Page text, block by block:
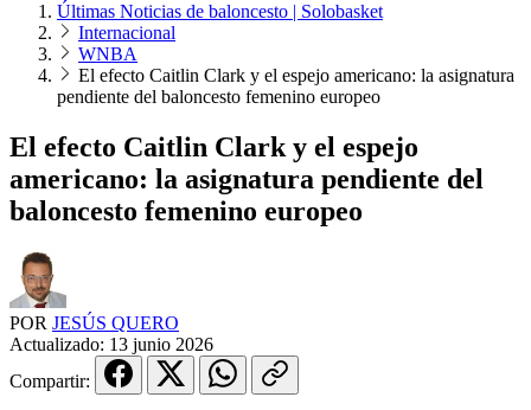
Últimas Noticias de baloncesto | Solobasket
Internacional
WNBA
El efecto Caitlin Clark y el espejo americano: la asignatura
pendiente del baloncesto femenino europeo
El efecto Caitlin Clark y el espejo
americano: la asignatura pendiente del
baloncesto femenino europeo
POR JESÚS QUERO
Actualizado: 13 junio 2026
Compartir: